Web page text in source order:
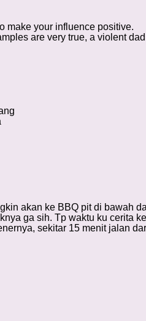
make your influence positive.
are very true, a violent
akan ke BBQ pit di bawah
ga sih. Tp waktu ku cerita
sekitar 15 menit jalan